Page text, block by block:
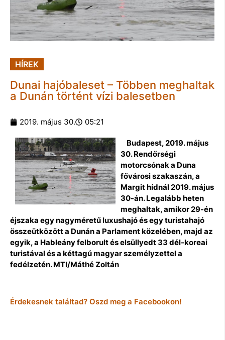
HÍREK
Dunai hajóbaleset – Többen meghaltak
a Dunán történt vízi balesetben
2019. május 30. 05:21
Budapest, 2019. május
30. Rendőrségi
motorcsónak a Duna
fővárosi szakaszán, a
Margit hídnál 2019. május
30-án. Legalább heten
meghaltak, amikor 29-én
éjszaka egy nagyméretű luxushajó és egy turistahajó
összeütközött a Dunán a Parlament közelében, majd az
egyik, a Hableány felborult és elsüllyedt 33 dél-koreai
turistával és a kéttagú magyar személyzettel a
fedélzetén. MTI/Máthé Zoltán
Érdekesnek találtad? Oszd meg a Facebookon!